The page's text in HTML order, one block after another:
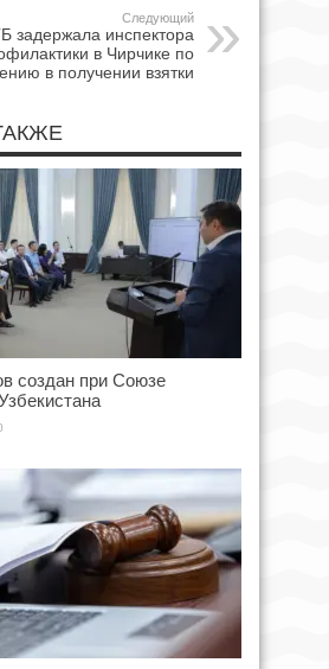
Следующий
задержала инспектора
в Чирчике по
в получении взятки
создан при Союзе